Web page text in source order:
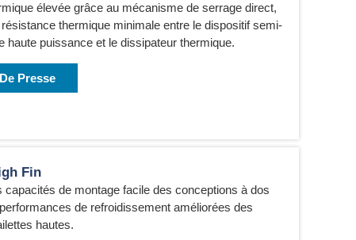
élevée grâce au mécanisme de serrage direct,
thermique minimale entre le dispositif semi-
haute puissance et le dissipateur thermique.
Presse
Fin
capacités de montage facile des conceptions à dos
de refroidissement améliorées des
hautes.